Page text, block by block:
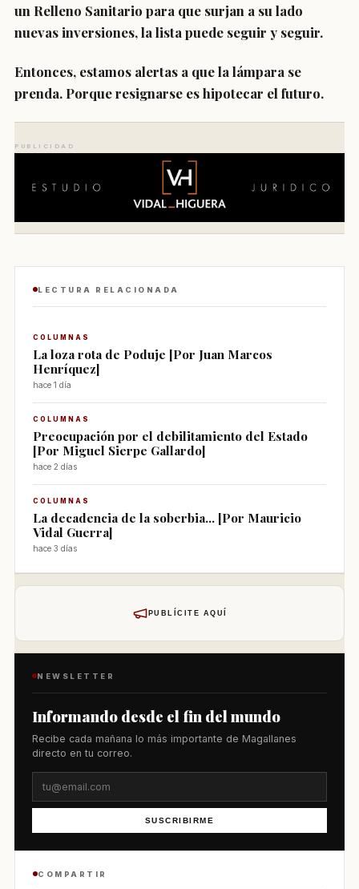
un Relleno Sanitario para que surjan a su lado
nuevas inversiones, la lista puede seguir y seguir.
Entonces, estamos alertas a que la lámpara se
prenda. Porque resignarse es hipotecar el futuro.
PUBLICIDAD
LECTURA RELACIONADA
COLUMNAS
La loza rota de Poduje [Por Juan Marcos
Henríquez]
hace 1 día
COLUMNAS
Preocupación por el debilitamiento del Estado
[Por Miguel Sierpe Gallardo]
hace 2 días
COLUMNAS
La decadencia de la soberbia... [Por Mauricio
Vidal Guerra]
hace 3 días
PUBLÍCITE AQUÍ
NEWSLETTER
Informando desde el fin del mundo
Recibe cada mañana lo más importante de Magallanes
directo en tu correo.
SUSCRIBIRME
COMPARTIR